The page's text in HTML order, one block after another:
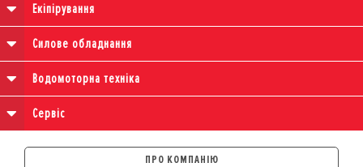
Екіпірування
Силове обладнання
Водомоторна техніка
Сервіс
ПРО КОМПАНІЮ